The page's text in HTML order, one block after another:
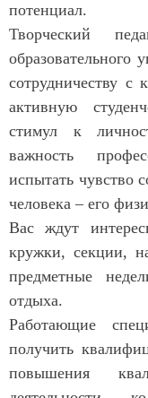
потенциал.
Творческий
образовательного
сотрудничеству
активную
стимул к
важность
испытать чувство
человека – его
Вас ждут
кружки, секции,
предметные
отдыха.
Работающие
получить
повышения